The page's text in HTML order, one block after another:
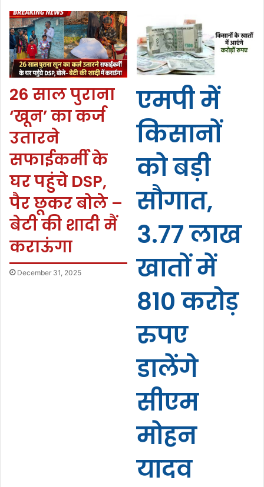
26 साल पुराना
‘खून’ का कर्ज
उतारने
सफाईकर्मी के
घर पहुंचे DSP,
पैर छूकर बोले –
बेटी की शादी मैं
कराऊंगा
December 31, 2025
एमपी में
किसानों
को बड़ी
सौगात,
3.77 लाख
खातों में
810 करोड़
रुपए
डालेंगे
सीएम
मोहन
यादव